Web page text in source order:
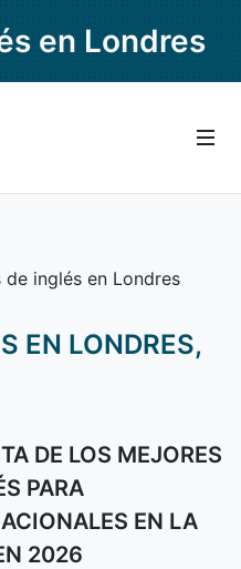
en Londres
de inglés en Londres
EN LONDRES,
DE LOS MEJORES
PARA
EN LA
2026